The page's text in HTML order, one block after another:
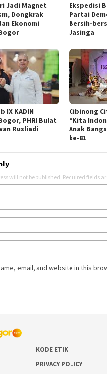
Jadi Magnet
Dongkrak
Ekonomi
Ekspedisi
Partai
Bersih-
Jasinga
IX KADIN
PHRI Bulat
Rusliadi
Cibinong
“Kita
Anak
ke-81
will not be published. Required fields
email, and website in this
KODE ETIK
PRIVACY POLICY